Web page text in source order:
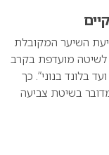
השיער המקובלת
לשיטה מועדפת בקרב
בלונד בנוני”. כך
בשיטת צביעה